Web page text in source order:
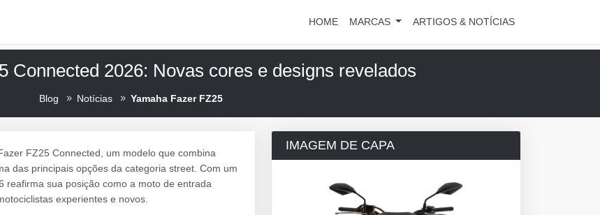
HOME MARCAS ARTIGOS & NOTÍCIAS
Connected 2026: Novas cores e designs revelados
Blog Notícias Yamaha Fazer FZ25
FZ25 Connected, um modelo que combina
das principais opções da categoria street. Com um
reafirma sua posição como a moto de entrada
experientes e novos.
IMAGEM DE CAPA